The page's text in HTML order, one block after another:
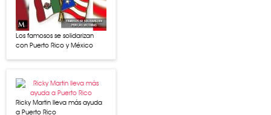
Los famosos se solidarizan
con Puerto Rico y México
Ricky Martin lleva más ayuda
a Puerto Rico